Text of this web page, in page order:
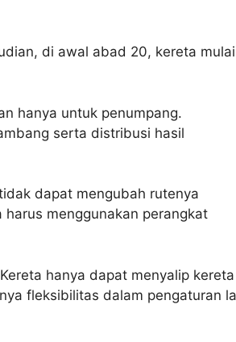
di awal abad 20, kereta mulai
hanya untuk penumpang.
serta distribusi hasil
dapat mengubah rutenya
menggunakan perangkat
hanya dapat menyalip kereta
fleksibilitas dalam pengaturan